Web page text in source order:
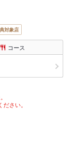
対象店
コース
さい。